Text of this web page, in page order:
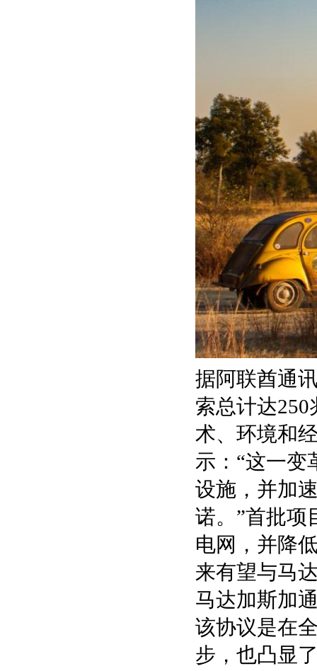
据阿联酋通
索总计达
术、环境和
示：“这一变
设施，并加
诺。”首批项
电网，并降
来有望与马
马达加斯加
该协议是在
步，也凸显